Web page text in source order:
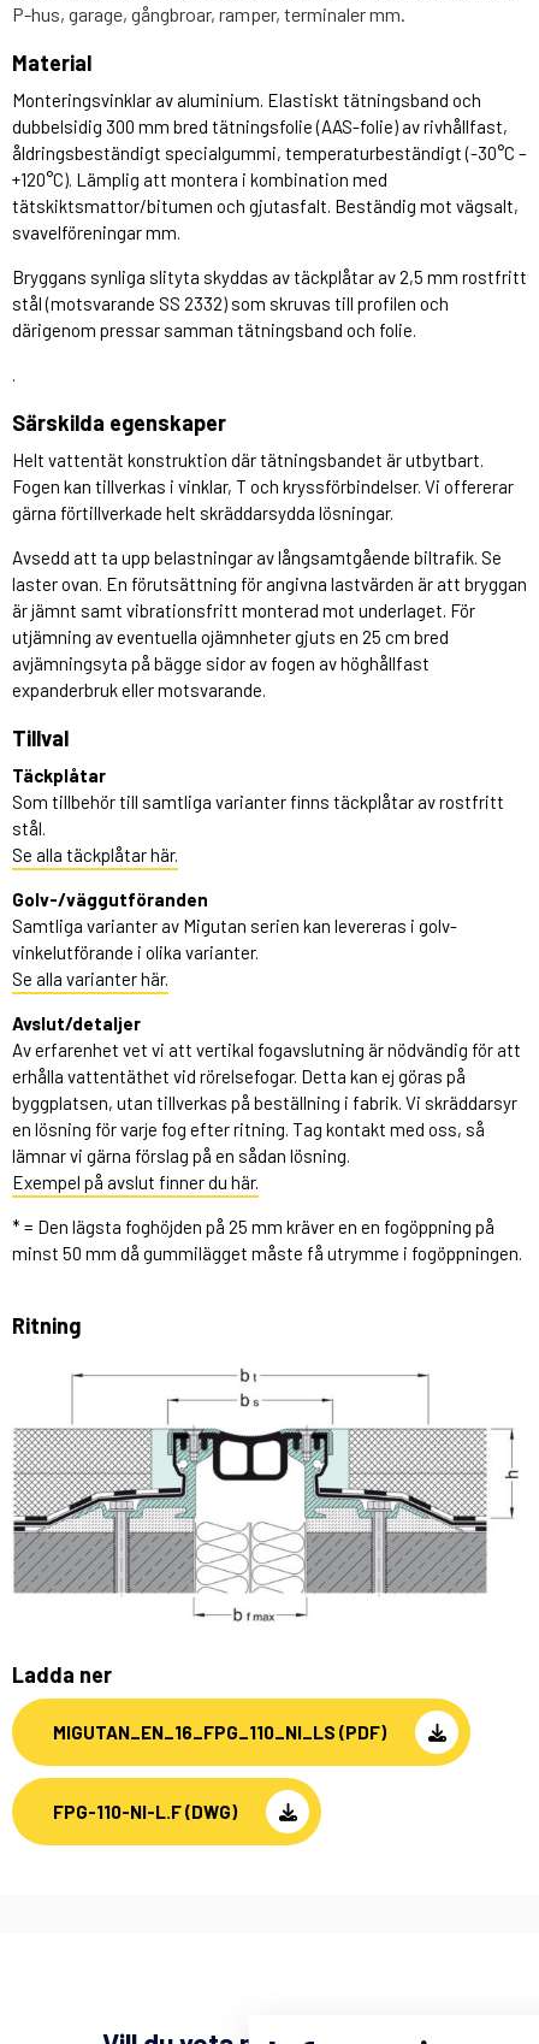
P-hus, garage, gångbroar, ramper, terminaler mm.
Material
Monteringsvinklar av aluminium. Elastiskt tätningsband och
dubbelsidig 300 mm bred tätningsfolie (AAS-folie) av rivhållfast,
åldringsbeständigt specialgummi, temperaturbeständigt (-30°C –
+120°C). Lämplig att montera i kombination med
tätskiktsmattor/bitumen och gjutasfalt. Beständig mot vägsalt,
svavelföreningar mm.
Bryggans synliga slityta skyddas av täckplåtar av 2,5 mm rostfritt
stål (motsvarande SS 2332) som skruvas till profilen och
därigenom pressar samman tätningsband och folie.
.
Särskilda egenskaper
Helt vattentät konstruktion där tätningsbandet är utbytbart.
Fogen kan tillverkas i vinklar, T och kryssförbindelser. Vi offererar
gärna förtillverkade helt skräddarsydda lösningar.
Avsedd att ta upp belastningar av långsamtgående biltrafik. Se
laster ovan. En förutsättning för angivna lastvärden är att bryggan
är jämnt samt vibrationsfritt monterad mot underlaget. För
utjämning av eventuella ojämnheter gjuts en 25 cm bred
avjämningsyta på bägge sidor av fogen av höghållfast
expanderbruk eller motsvarande.
Tillval
Täckplåtar
Som tillbehör till samtliga varianter finns täckplåtar av rostfritt
stål.
Se alla täckplåtar här.
Golv-/väggutföranden
Samtliga varianter av Migutan serien kan levereras i golv-
vinkelutförande i olika varianter.
Se alla varianter här.
Avslut/detaljer
Av erfarenhet vet vi att vertikal fogavslutning är nödvändig för att
erhålla vattentäthet vid rörelsefogar. Detta kan ej göras på
byggplatsen, utan tillverkas på beställning i fabrik. Vi skräddarsyr
en lösning för varje fog efter ritning. Tag kontakt med oss, så
lämnar vi gärna förslag på en sådan lösning.
Exempel på avslut finner du här.
* = Den lägsta foghöjden på 25 mm kräver en en fogöppning på
minst 50 mm då gummilägget måste få utrymme i fogöppningen.
Ritning
Ladda ner
MIGUTAN_EN_16_FPG_110_NI_LS (PDF)
FPG-110-NI-L.F (DWG)